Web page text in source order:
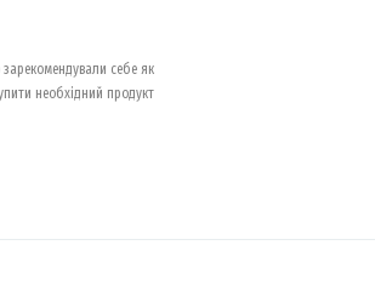
себе як
необхідний продукт